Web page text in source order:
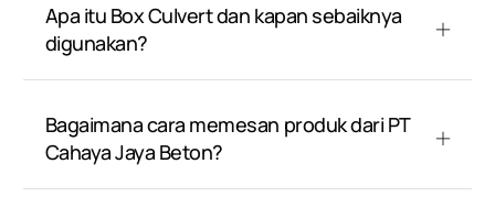
Apa itu Box Culvert dan kapan sebaiknya
digunakan?
Bagaimana cara memesan produk dari PT
Cahaya Jaya Beton?